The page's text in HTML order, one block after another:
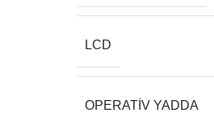
LCD
OPERATIV YADDA